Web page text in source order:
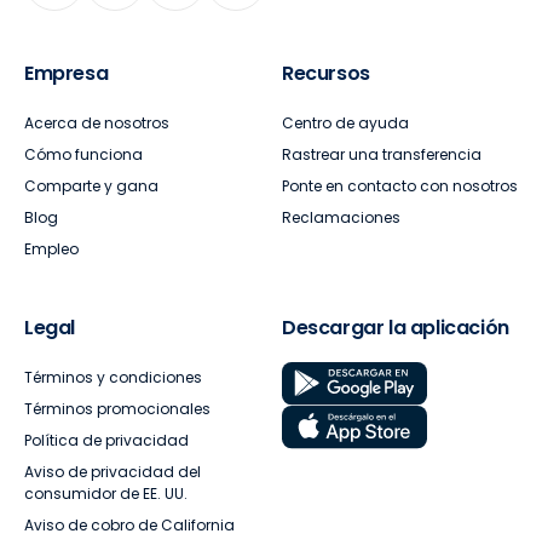
Empresa
Acerca de nosotros
Cómo funciona
Comparte y gana
Blog
Empleo
Recursos
Centro de ayuda
Rastrear una transferencia
Ponte en contacto con nosotros
Reclamaciones
Legal
Términos y condiciones
Términos promocionales
Política de privacidad
Aviso de privacidad del
consumidor de EE. UU.
Aviso de cobro de California
Descargar la aplicación